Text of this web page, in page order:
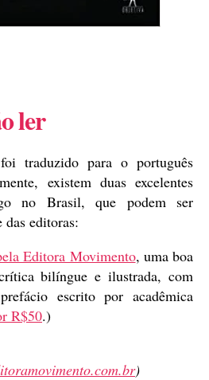
ler
traduzido para o português
existem duas excelentes
no Brasil, que podem ser
das editoras:
Editora Movimento, uma boa
bilíngue e ilustrada, com
escrito por acadêmica
R$50.)
)